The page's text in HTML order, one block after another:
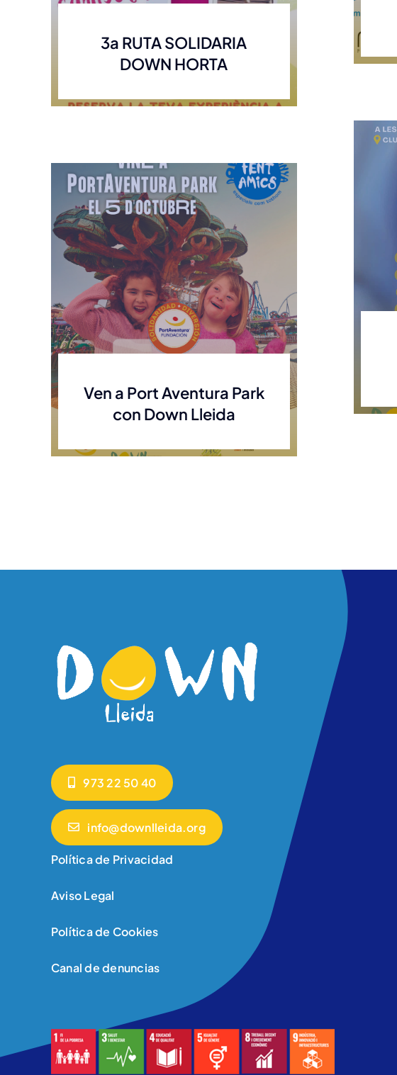
3a RUTA SOLIDARIA
DOWN HORTA
Ven a Port Aventura Park
con Down Lleida
973 22 50 40
info@downlleida.org
Política de Privacidad
Aviso Legal
Política de Cookies
Canal de denuncias